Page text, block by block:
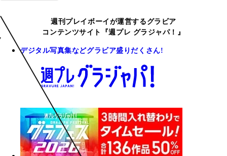
週刊プレイボーイが運営するグラビア
コンテンツサイト『週プレ グラジャパ！』
デジタル写真集などグラビア盛りだくさん!